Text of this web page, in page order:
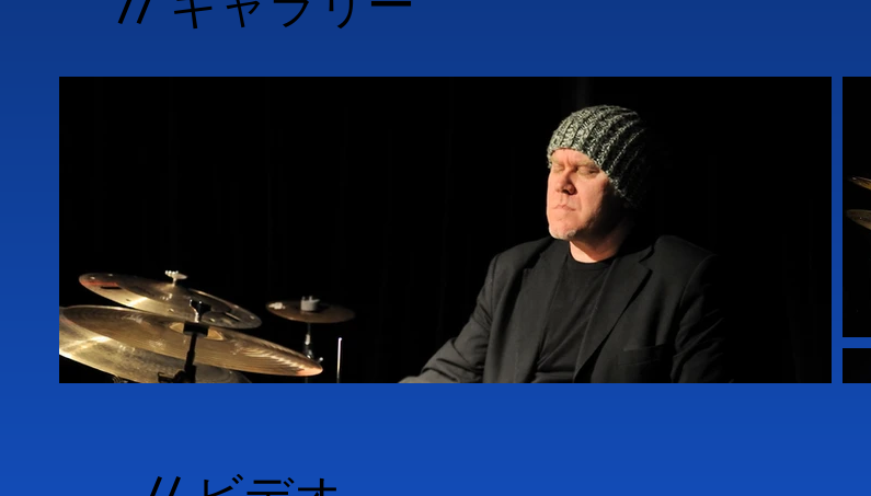
『Sing Sing Sing』、『Roberto Gatto suona Rugantino』、『Deep』
altri』、『A Tribute to Miles Davis Quintet』、『Omaggio al Progressive
長年にわたり映画音楽も手掛けており、マウリツィオ・ジャンマルコと
のサウンドトラックを制作。また、バッティスタ・レナとのコラボレーシ
『Mignon è partita』（ダヴィッド・ディ・ドナテッロ賞5部門受賞）、『
ラックを担当した。
1983年には月刊誌『Fare Musica』の投票でイタリアのベスト・ドラマー
ンゴマニア」として『Musica Jazz』誌のトップ・ジャズ投票で最優秀グ
ドラムとアンサンブル音楽を指導。ローマのサンタ・チェチーリア音楽院